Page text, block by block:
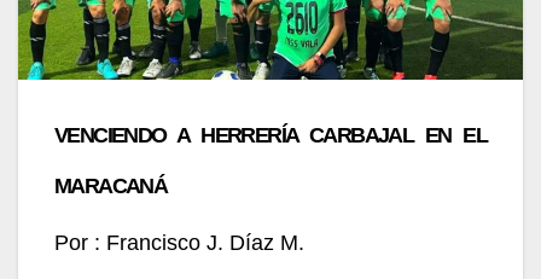
VENCIENDO A HERRERÍA CARBAJAL EN EL
MARACANÁ
Por : Francisco J. Díaz M.